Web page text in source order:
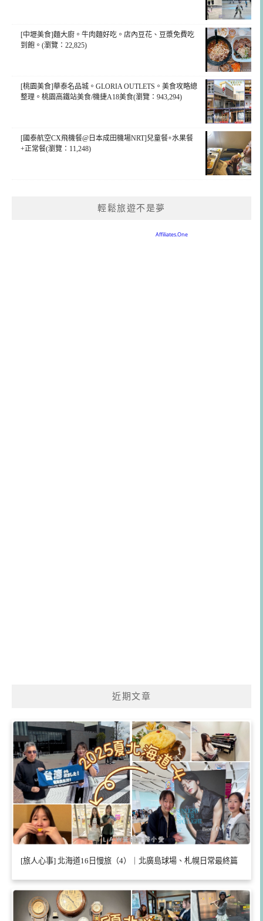
[中壢美食]麵大廚。牛肉麵好吃。店內豆花、豆漿免費吃
到飽。(瀏覽：22,825)
[桃園美食]華泰名品城。GLORIA OUTLETS。美食攻略總
整理。桃園高鐵站美食/機捷A18美食(瀏覽：943,294)
[國泰航空CX飛機餐@日本成田機場NRT]兒童餐+水果餐
+正常餐(瀏覽：11,248)
輕鬆旅遊不是夢
近期文章
[旅人心事] 北海道16日慢旅（4）｜北廣島球場、札幌日常最終篇